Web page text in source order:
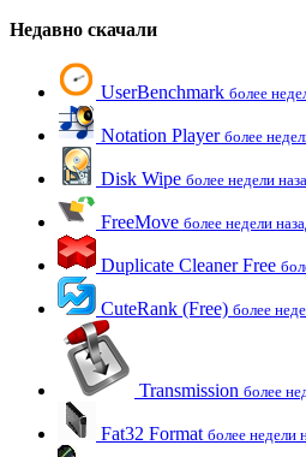
Недавно скачали
UserBenchmark более
Notation Player более
Disk Wipe более недели
FreeMove более недели
Duplicate Cleaner Free
CuteRank (Free) более
Transmission более
Fat32 Format более недели